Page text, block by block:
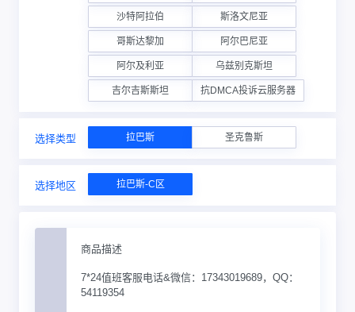
沙特阿拉伯 斯洛文尼亚
哥斯达黎加 阿尔巴尼亚
阿尔及利亚 乌兹别克斯坦
吉尔吉斯斯坦 抗DMCA投诉云服务器
选择类型 拉巴斯 圣克鲁斯
选择地区 拉巴斯-C区
商品描述
7*24值班客服电话&微信：17343019689，QQ：
54119354